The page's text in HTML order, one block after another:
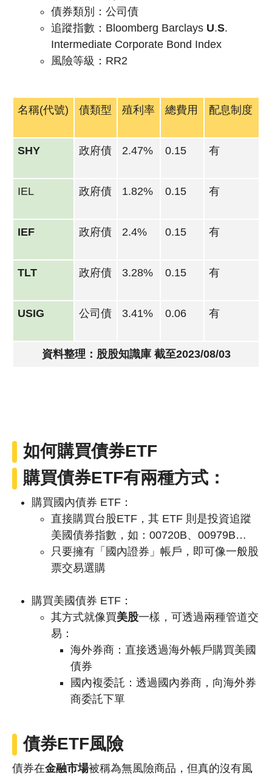
債券類別：公司債
追蹤指數： Bloomberg Barclays U.S.
Intermediate Corporate Bond Index
風險等級：RR2
名稱(代號) 債類型 殖利率 總費用 配息制度
SHY 政府債 2.47% 0.15 有
IEL 政府債 1.82% 0.15 有
IEF 政府債 2.4% 0.15 有
TLT 政府債 3.28% 0.15 有
USIG 公司債 3.41% 0.06 有
資料整理：股股知識庫 截至2023/08/03
如何購買債券ETF
購買債券ETF有兩種方式：
購買國內債券 ETF：
直接購買台股ETF，其 ETF 則是投資追蹤
美國債券指數，如：00720B、00979B…
只要擁有「國內證券」帳戶，即可像一般股
票交易選購
購買美國債券 ETF：
其方式就像買美股一樣，可透過兩種管道交
易：
海外券商：直接透過海外帳戶購買美國
債券
國內複委託：透過國內券商，向海外券
商委託下單
債券ETF風險
債券在金融市場被稱為無風險商品，但真的沒有風